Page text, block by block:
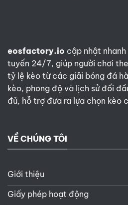
eosfactory.io cập nhật nhanh
tuyến 24/7, giúp người chơi
tỷ lệ kèo từ các giải bóng đá
kèo, phong độ và lịch sử đối
đủ, hỗ trợ đưa ra lựa chọn kèo
VỀ CHÚNG TÔI
Giới thiệu
Giấy phép hoạt động